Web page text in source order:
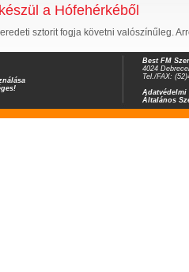
a Hófehérkéből
sztorit fogja követni valószínűleg.
Best FM
4024
Tel./FAX:
Adatvédelmi
Általános